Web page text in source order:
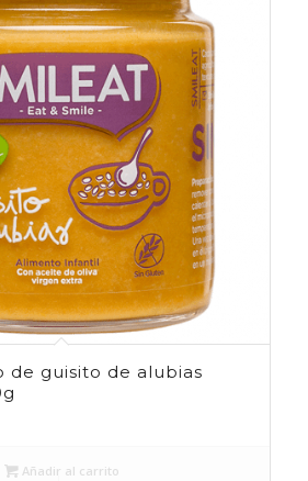
de guisito de alubias
Añadir al carrito